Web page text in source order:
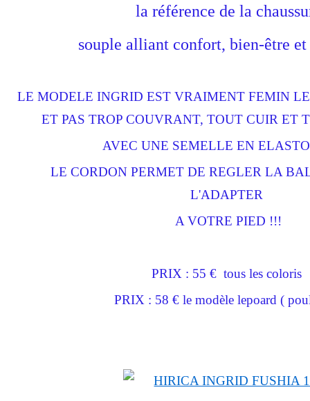
la référence de la
souple alliant confort, bien-être et
LE MODELE INGRID EST VRAIMENT FEMIN
ET PAS TROP COUVRANT, TOUT CUIR ET
AVEC UNE SEMELLE EN
LE CORDON PERMET DE REGLER LA
L'ADAPTER
A VOTRE PIED !!!
PRIX : 55 € tous les coloris
PRIX : 58 € le modèle lepoard (